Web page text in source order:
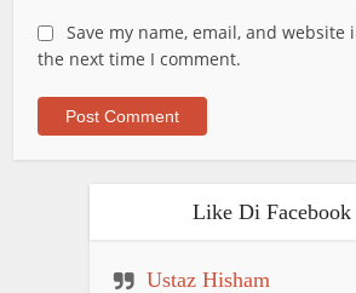
Save my name, email, and
the next time I comment.
Like Di Facebook
Ustaz Hisham